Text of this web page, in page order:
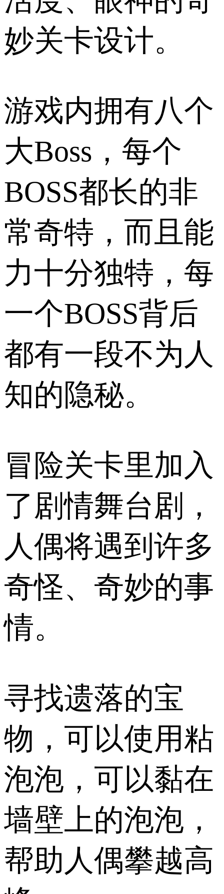
妙关卡设计。
游戏内拥有八个
大Boss，每个
BOSS都长的非
常奇特，而且能
力十分独特，每
一个BOSS背后
都有一段不为人
知的隐秘。
冒险关卡里加入
了剧情舞台剧，
人偶将遇到许多
奇怪、奇妙的事
情。
寻找遗落的宝
物，可以使用粘
泡泡，可以黏在
墙壁上的泡泡，
帮助人偶攀越高